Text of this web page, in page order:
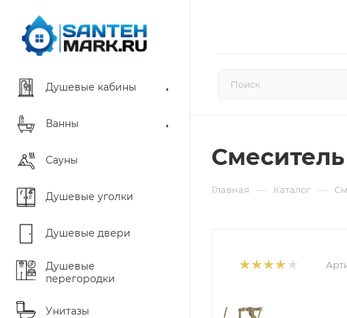
Душевые кабины
Ванны
Сауны
Душевые уголки
Душевые двери
Душевые
перегородки
Унитазы
Смеситель
Главная — Каталог —